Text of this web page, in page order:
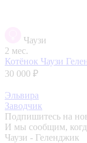
Чаузи
2 мес.
Котёнок Чаузи
30 000 ₽
Эльвира
Заводчик
Подпишитесь на
И мы сообщим,
Чаузи - Геленджик